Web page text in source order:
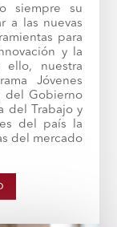
siempre su
a las nuevas
para
y la
ello, nuestra
Jóvenes
del Gobierno
del Trabajo y
del país la
del mercado